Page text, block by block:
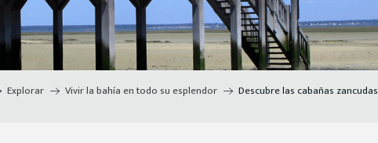
Explorar Vivir la bahía en todo su esplendor Descubre las cabañas zancudas